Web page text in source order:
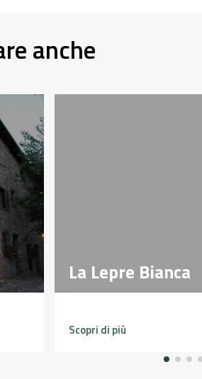
anche
La Lepre Bianca
La Lepre Bianca
Scopri di più